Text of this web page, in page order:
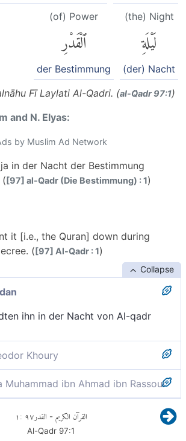
(the) Night
لَيْلَةِ
(der) Nacht
(of) Power
ٱلْقَدْرِ
der Bestimmung
Fī Laylati Al-Qadri. (al-Q̈adr 97:1)
and N. Elyas:
by Muslim Ad Network
in der Nacht der Bestimmung
([97] al-Qadr (Die Bestimmung) : 1)
it [i.e., the Quran] down during
([97] Al-Qadr : 1)
Collapse
ihn in der Nacht von Al-qadr
Khoury
der Nacht der Bestimmung
Muhammad ibn Ahmad ibn Rassoul
ihn (den Quran) hinabgesandt in
Qadr.
القرآن الكريم - القدر٩٧:١
Al-Qadr 97:1